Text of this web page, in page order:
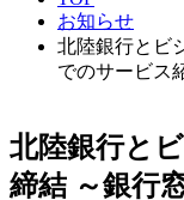
お知らせ
北陸銀行とビ
でのサービス
北陸銀行と
締結 ～銀行